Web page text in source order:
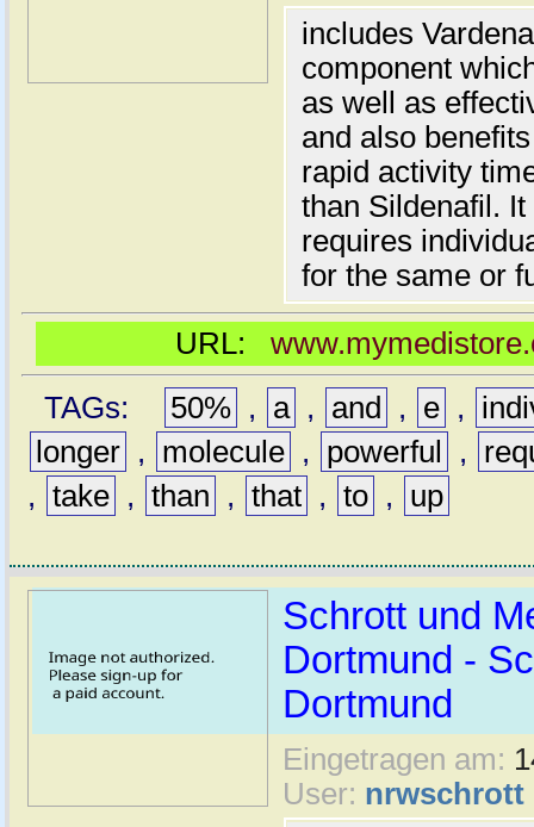
includes
component
as well as
and also
rapid activity
than Sildenafil.
requires
for the same or
URL:
TAGs:
50% , a , and , e ,
longer , molecule , powerful ,
, take , than , that , to , up
Schrott und
Dortmund -
Dortmund
Eingetragen am:
User: nrwschrott